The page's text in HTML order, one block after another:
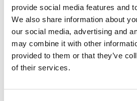
provide social media features and
We also share information about
our social media, advertising and
may combine it with other
provided to them or that they’ve
of their services.
Uvidíme se?
zón: